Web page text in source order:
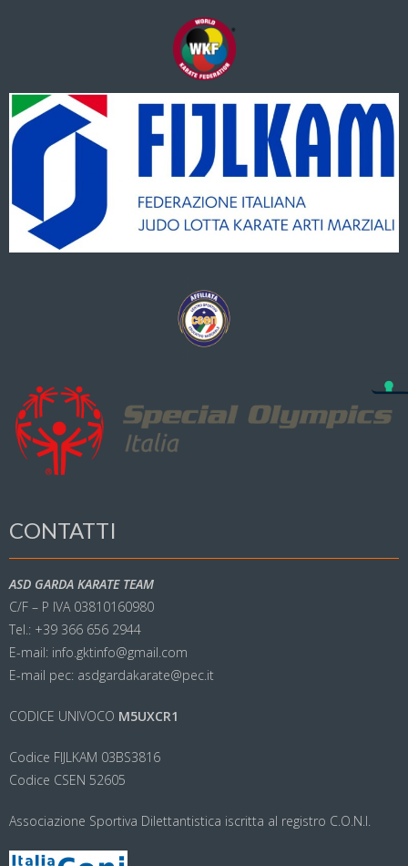
CONTATTI
ASD GARDA KARATE TEAM
C/F – P IVA 03810160980
Tel.: +39 366 656 2944
E-mail: info.gktinfo@gmail.com
E-mail pec: asdgardakarate@pec.it
CODICE UNIVOCO M5UXCR1
Codice FIJLKAM 03BS3816
Codice CSEN 52605
Associazione Sportiva Dilettantistica iscritta al registro C.O.N.I.